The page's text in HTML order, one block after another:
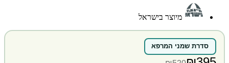
מיוצר בישראל
סדרת שמני המרפא